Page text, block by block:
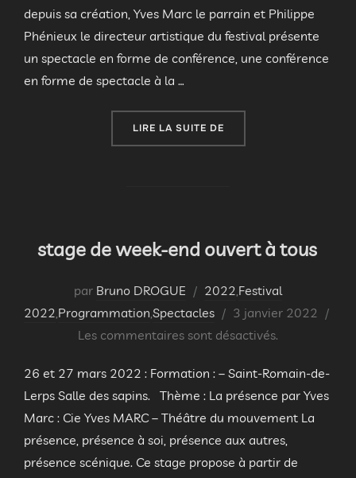
depuis sa création, Yves Marc le parrain et Philippe
Phénieux le directeur artistique du festival présente
un spectacle en forme de conférence, une conférence
en forme de spectacle à la …
LIRE LA SUITE DE« CONFÉRENCE
stage de week-end ouvert à tous
par Bruno DROGUE 2022 Festival
2022 Programmation Spectacles
Publié
le
3 janvier 2022
Les commentaires sont désactivés.
26 et 27 mars 2022 : Formation : – Saint-Romain-de-
Lerps Salle des sapins. Thème : La présence par Yves
Marc : Cie Yves MARC – Théâtre du mouvement La
présence, présence à soi, présence aux autres,
présence scénique. Ce stage propose à partir de